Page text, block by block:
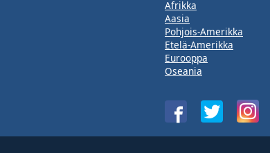
Afrikka
Aasia
Pohjois-Amerikka
Etelä-Amerikka
Eurooppa
Oseania